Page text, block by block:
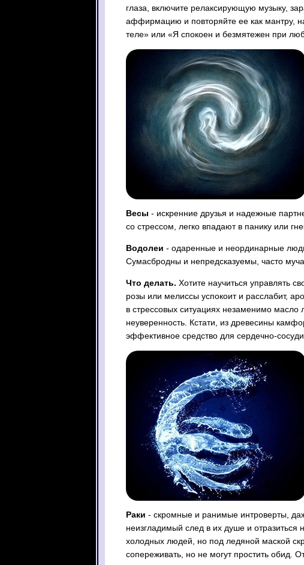
глаза, включите релаксирующую музыку,
аффирмацию и повторяйте ее как мантру,
теле» или «Я спокоен и безмятежен при
Весы - искренние друзья и надежные
со стрессом, легко впадают в панику или
Водолеи - одаренные и неординарные
Сумасбродны и непредсказуемы, часто
Что делать. Хотите научиться управлять
розы или мелиссы успокоит и расслабит,
в стрессовых ситуациях незаменимо масло
неуверенность. Кстати, из древесины
эффективное средство для сердечно-
Раки - скромные и ранимые интроверты,
неизгладимый след в их душе и отразиться
холодных людей, но под ледяной маской
сопереживать, но не могут простить